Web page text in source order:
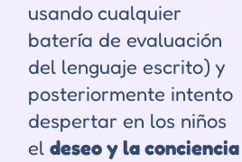
usando cualquier
batería de evaluación
del lenguaje escrito) y
posteriormente intento
despertar en los niños
el deseo y la conciencia